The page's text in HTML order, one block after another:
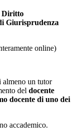
Diritto
Giurisprudenza
online)
almeno un tutor
del docente
docente di uno dei
accademico.